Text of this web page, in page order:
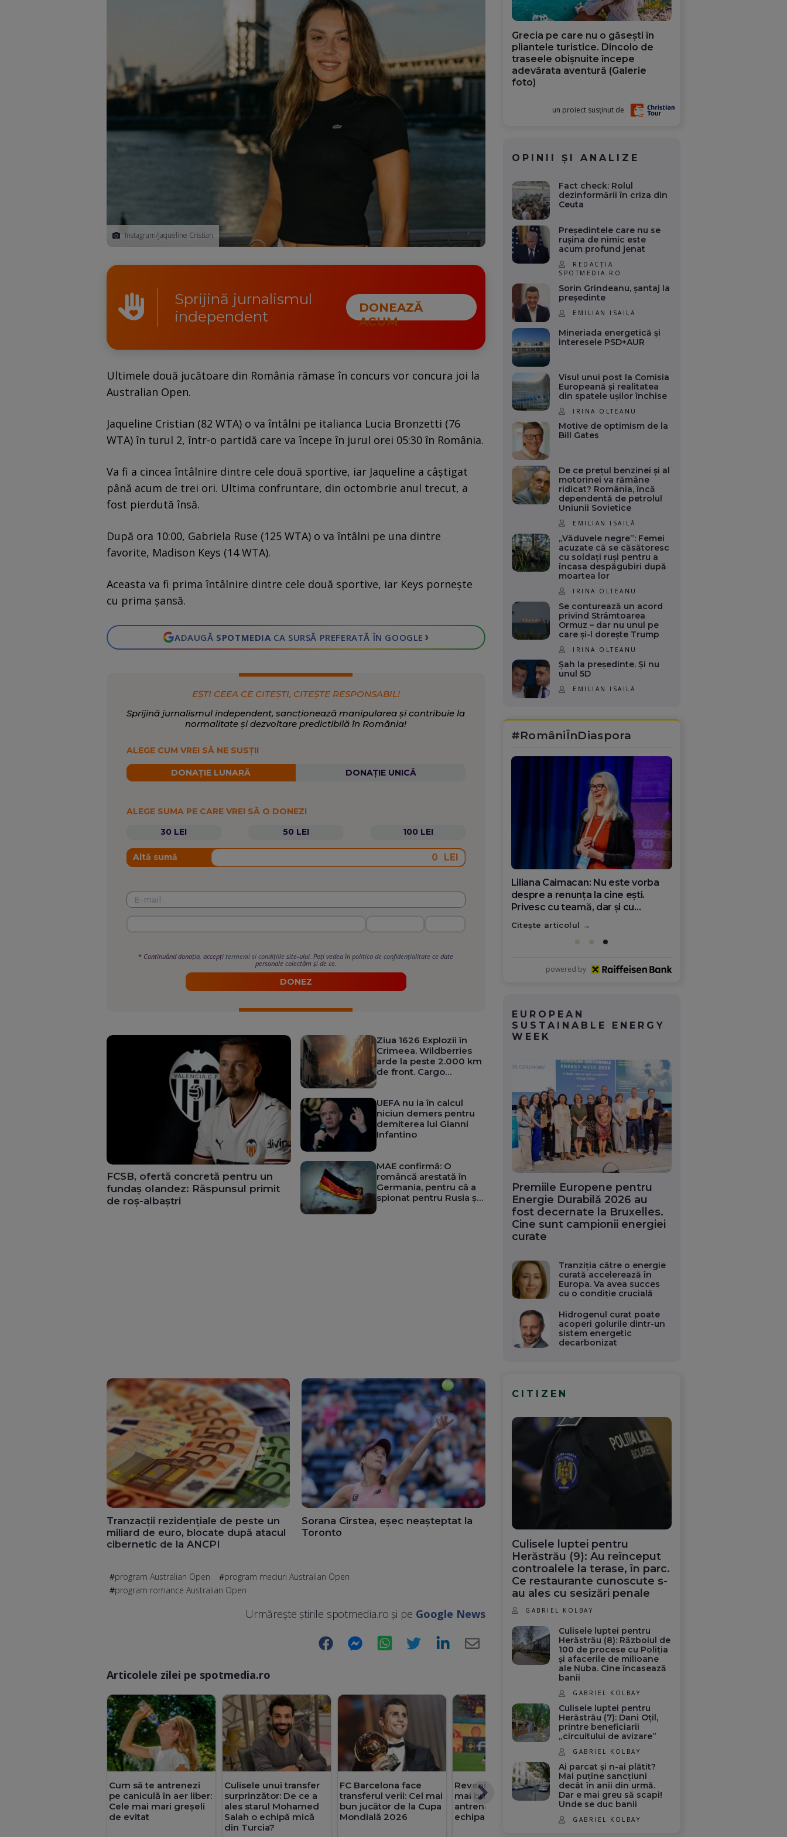
Instagram/Jaqueline Cristian
Sprijină jurnalismul
independent
DONEAZĂ
ACUM
Ultimele două jucătoare din România rămase în concurs vor concura joi la
Australian Open.
Jaqueline Cristian (82 WTA) o va întâlni pe italianca Lucia Bronzetti (76
WTA) în turul 2, într-o partidă care va începe în jurul orei 05:30 în România.
Va fi a cincea întâlnire dintre cele două sportive, iar Jaqueline a câștigat
până acum de trei ori. Ultima confruntare, din octombrie anul trecut, a
fost pierdută însă.
După ora 10:00, Gabriela Ruse (125 WTA) o va întâlni pe una dintre
favorite, Madison Keys (14 WTA).
Aceasta va fi prima întâlnire dintre cele două sportive, iar Keys pornește
cu prima șansă.
ADAUGĂ SPOTMEDIA CA SURSĂ PREFERATĂ ÎN GOOGLE ›
EȘTI CEEA CE CITEȘTI, CITEȘTE RESPONSABIL!
Sprijină jurnalismul independent, sancționează manipularea și contribuie la
normalitate și dezvoltare predictibilă în România!
ALEGE CUM VREI SĂ NE SUSȚII
DONAȚIE LUNARĂ DONAȚIE UNICĂ
ALEGE SUMA PE CARE VREI SĂ O DONEZI
30 LEI
50 LEI 100 LEI
Altă sumă LEI
* Continuând donația, accepțitermenii si condițiile site-ului. Poți vedea înpolitica de confidențialitate ce date
personale colectăm și de ce.
DONEZ
FCSB, ofertă concretă pentru un
fundaș olandez: Răspunsul primit
de roș-albaștri
Ziua 1626 Explozii în
Crimeea. Wildberries
arde la peste 2.000 km
de front. Cargo
(Video). Zelenski
ordonă atacuri
susținute
UEFA nu ia în calcul
niciun demers pentru
demiterea lui Gianni
Infantino
MAE confirmă: O
româncă arestată în
Germania, pentru că a
spionat pentru Rusia și
Tranzacții rezidențiale de peste un
miliard de euro, blocate după atacul
cibernetic de la ANCPI
Sorana Cîrstea, eșec neașteptat la
Toronto
program Australian Open
program meciuri Australian Open
program romance Australian Open
Urmărește știrile spotmedia.ro și pe Google News
Facebook Messenger WhatsApp Twitter LinkedIn
Articolele zilei pe spotmedia.ro
Cum să te antrenezi
pe caniculă în aer liber:
Cele mai mari greșeli
de evitat
Culisele unui transfer
surprinzător: De ce a
ales starul Mohamed
Salah o echipă mică
din Turcia?
FC Barcelona face
transferul verii: Cel mai
bun jucător de la Cupa
Mondială 2026
Revenire la FCSB: Cel
mai bun fundaș reia la
antrenamentele cu
echipa
Povestea remarcabilă
a lui Lynne Cox, femeia
care a înotat din SUA în
URSS
Grecia pe care nu o găsești în
pliantele turistice. Dincolo de
traseele obișnuite începe
adevărata aventură (Galerie
foto)
un proiect susținut de
OPINII ȘI ANALIZE
Fact check: Rolul
dezinformării în criza din
Ceuta
Președintele care nu se
rușina de nimic este
acum profund jenat
REDACȚIA
SPOTMEDIA.RO
Sorin Grindeanu, șantaj la
președinte
EMILIAN ISAILĂ
Mineriada energetică și
interesele PSD+AUR
Visul unui post la Comisia
Europeană și realitatea
din spatele ușilor închise
IRINA OLTEANU
Motive de optimism de la
Bill Gates
De ce prețul benzinei și al
motorinei va rămâne
ridicat? România, încă
dependentă de petrolul
Uniunii Sovietice
EMILIAN ISAILĂ
„Văduvele negre”: Femei
acuzate că se căsătoresc
cu soldați ruși pentru a
încasa despăgubiri după
moartea lor
IRINA OLTEANU
Se conturează un acord
privind Strâmtoarea
Ormuz – dar nu unul pe
care și-l dorește Trump
IRINA OLTEANU
Șah la președinte. Și nu
unul 5D
EMILIAN ISAILĂ
#RomâniÎnDiaspora
Diana Olar, românca de la Google
care demonstrează că diaspora
poate schimba România
Citește articolul
powered by
EUROPEAN
SUSTAINABLE ENERGY
WEEK
Premiile Europene pentru
Energie Durabilă 2026 au
fost decernate la Bruxelles.
Cine sunt campionii energiei
curate
Tranziția către o energie
curată accelerează în
Europa. Va avea succes
cu o condiție crucială
Hidrogenul curat poate
acoperi golurile dintr-un
sistem energetic
decarbonizat
CITIZEN
Culisele luptei pentru
Herăstrău (9): Au reînceput
controalele la terase, în parc.
Ce restaurante cunoscute s-
au ales cu sesizări penale
GABRIEL KOLBAY
Culisele luptei pentru
Herăstrău (8): Războiul de
100 de procese cu Poliția
și afacerile de milioane
ale Nuba. Cine încasează
banii
GABRIEL KOLBAY
Culisele luptei pentru
Herăstrău (7): Dani Oțil,
printre beneficiarii
„circuitului de avizare”
GABRIEL KOLBAY
Ai parcat și n-ai plătit?
Mai puține sancțiuni
decât în anii din urmă.
Dar e mai greu să scapi!
Unde se duc banii
GABRIEL KOLBAY